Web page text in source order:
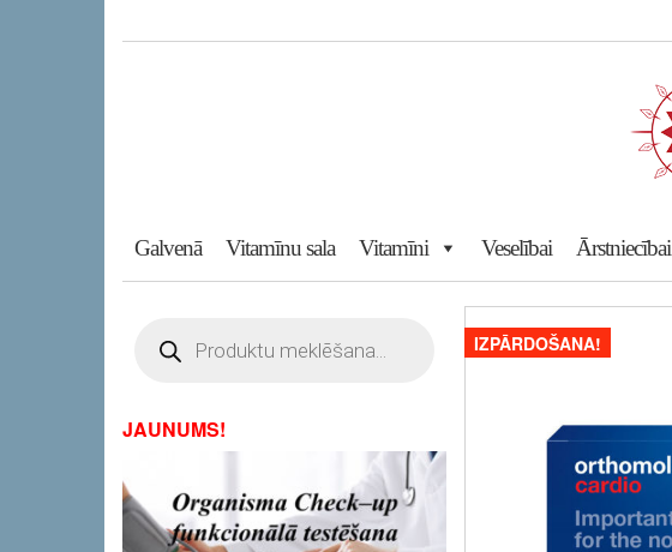
Galvenā Vitamīnu sala Vitamīni Veselībai Ārstniecībai
search
JAUNUMS!
IZPĀRDOŠANA!